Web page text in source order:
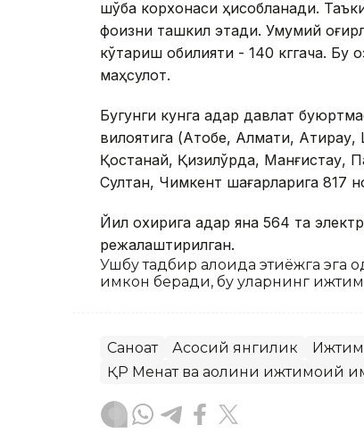
шўба корхонаси ҳисобланади.
фоизни ташкил этади. Умумий
кўтариш қобилияти - 140 кггача. Бу
маҳсулот.
Бугунги кунга қадар давлат
вилоятига (Ақтобе, Алмати,
Қостанай, Қизилўрда, Манғистау,
Султан, Чимкент шағарларига 817
Йил охирига қадар яна 564 та
режалаштирилган.
Ушбу тадбир алоҳида эҳтиёжга эга
имкон беради, бу уларнинг
Саноат Асосий янгилик
ҚР Меҳнат ва аҳолини ижтимоий